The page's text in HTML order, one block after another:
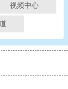
视频中心